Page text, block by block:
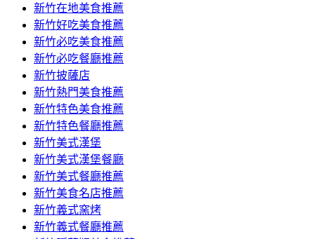
新竹在地美食推薦
新竹好吃美食推薦
新竹必吃美食推薦
新竹必吃餐廳推薦
新竹披薩店
新竹熱門美食推薦
新竹特色美食推薦
新竹特色餐廳推薦
新竹美式漢堡
新竹美式漢堡餐廳
新竹美式餐廳推薦
新竹美食名店推薦
新竹義式窯烤
新竹義式餐廳推薦